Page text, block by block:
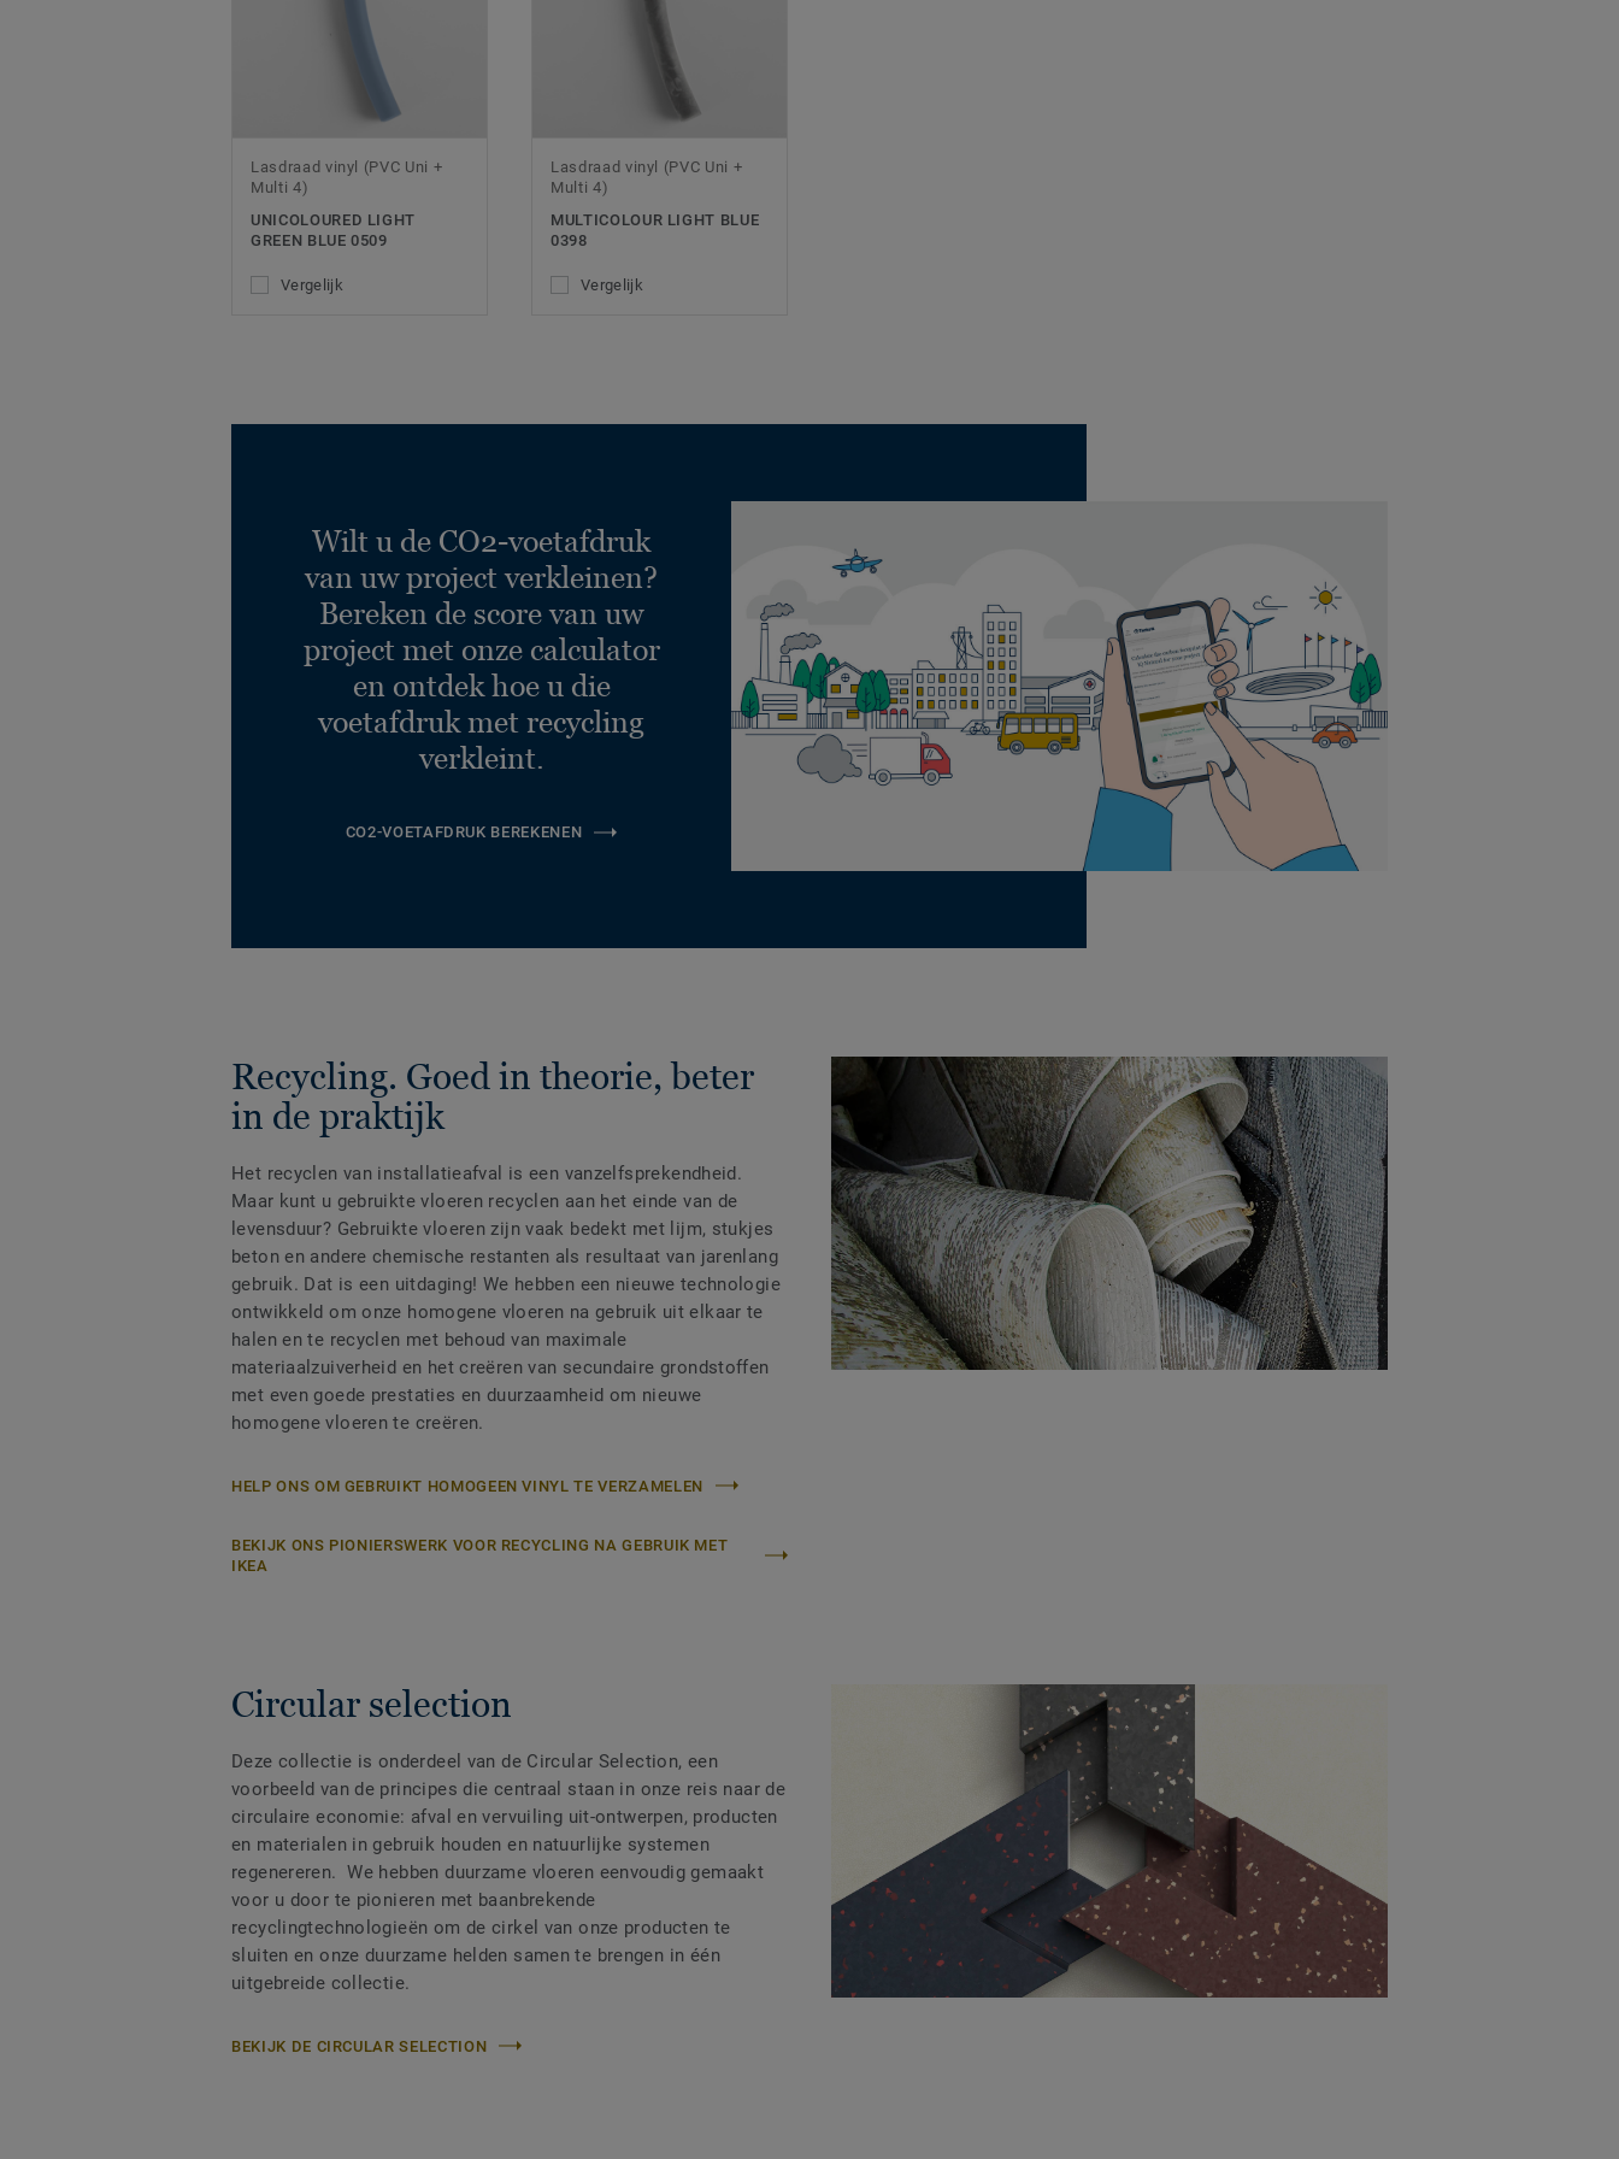
Lasdraad vinyl (PVC Uni +
Multi 4)
UNICOLOURED LIGHT
GREEN BLUE 0509
Vergelijk
Lasdraad vinyl (PVC Uni +
Multi 4)
MULTICOLOUR LIGHT BLUE
0398
Vergelijk
Wilt u de CO2-voetafdruk
van uw project verkleinen?
Bereken de score van uw
project met onze calculator
en ontdek hoe u die
voetafdruk met recycling
verkleint.
CO2-VOETAFDRUK BEREKENEN
Recycling. Goed in theorie, beter
in de praktijk
Het recyclen van installatieafval is een vanzelfsprekendheid.
Maar kunt u gebruikte vloeren recyclen aan het einde van de
levensduur? Gebruikte vloeren zijn vaak bedekt met lijm, stukjes
beton en andere chemische restanten als resultaat van jarenlang
gebruik. Dat is een uitdaging! We hebben een nieuwe technologie
ontwikkeld om onze homogene vloeren na gebruik uit elkaar te
halen en te recyclen met behoud van maximale
materiaalzuiverheid en het creëren van secundaire grondstoffen
met even goede prestaties en duurzaamheid om nieuwe
homogene vloeren te creëren.
HELP ONS OM GEBRUIKT HOMOGEEN VINYL TE VERZAMELEN
BEKIJK ONS PIONIERSWERK VOOR RECYCLING NA GEBRUIK MET
IKEA
Circular selection
Deze collectie is onderdeel van de Circular Selection, een
voorbeeld van de principes die centraal staan in onze reis naar de
circulaire economie: afval en vervuiling uit-ontwerpen, producten
en materialen in gebruik houden en natuurlijke systemen
regenereren. We hebben duurzame vloeren eenvoudig gemaakt
voor u door te pionieren met baanbrekende
recyclingtechnologieën om de cirkel van onze producten te
sluiten en onze duurzame helden samen te brengen in één
uitgebreide collectie.
BEKIJK DE CIRCULAR SELECTION